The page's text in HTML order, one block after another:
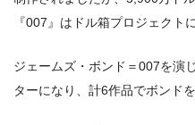
『007』はドル箱プロジェクト
ジェームズ・ボンド＝007を演
ターになり、計6作品でボンド